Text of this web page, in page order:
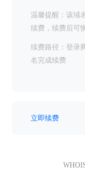
温馨提醒：该域
续费，续费后可
续费路径：登录
名完成续费
立即续费